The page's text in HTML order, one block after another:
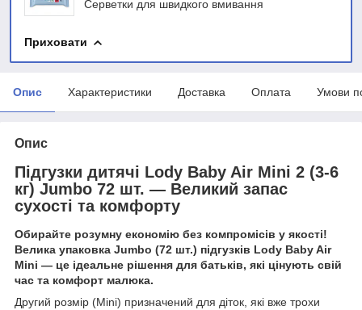
Серветки для швидкого вмивання
Приховати
Опис Характеристики Доставка Оплата Умови
Опис
Підгузки дитячі Lody Baby Air Mini 2 (3-6
кг) Jumbo 72 шт. — Великий запас
сухості та комфорту
Обирайте розумну економію без компромісів у якості!
Велика упаковка Jumbo (72 шт.) підгузків Lody Baby Air
Mini — це ідеальне рішення для батьків, які цінують свій
час та комфорт малюка.
Другий розмір (Mini) призначений для діток, які вже трохи